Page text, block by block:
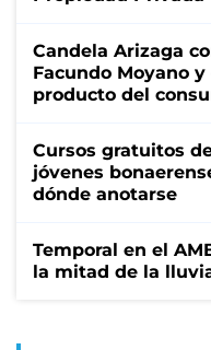
Candela Arizaga
Facundo Moyano
producto del
Cursos gratuitos
jóvenes
dónde anotarse
Temporal en el
la mitad de la